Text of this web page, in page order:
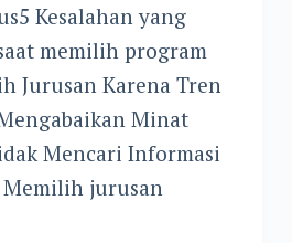
Kesalahan yang
memilih program
Jurusan Karena Tren
Minat
Mencari Informasi
jurusan